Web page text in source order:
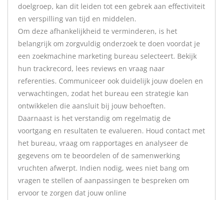
doelgroep, kan dit leiden tot een gebrek aan effectiviteit
en verspilling van tijd en middelen.
Om deze afhankelijkheid te verminderen, is het
belangrijk om zorgvuldig onderzoek te doen voordat je
een zoekmachine marketing bureau selecteert. Bekijk
hun trackrecord, lees reviews en vraag naar
referenties. Communiceer ook duidelijk jouw doelen en
verwachtingen, zodat het bureau een strategie kan
ontwikkelen die aansluit bij jouw behoeften.
Daarnaast is het verstandig om regelmatig de
voortgang en resultaten te evalueren. Houd contact met
het bureau, vraag om rapportages en analyseer de
gegevens om te beoordelen of de samenwerking
vruchten afwerpt. Indien nodig, wees niet bang om
vragen te stellen of aanpassingen te bespreken om
ervoor te zorgen dat jouw online